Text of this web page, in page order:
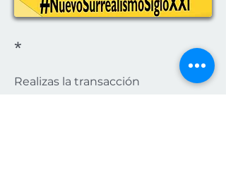
*
Realizas la transacción